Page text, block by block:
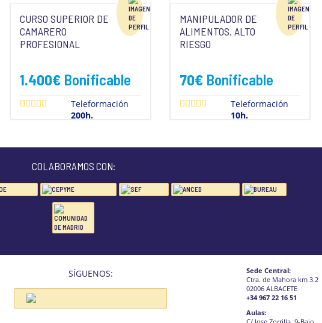
CURSO SUPERIOR DE
CAMARERO
PROFESIONAL
1.400€ Bonificable
Teleformación
200h.
MANIPULADOR DE
ALIMENTOS. ALTO
RIESGO
70€ Bonificable
Teleformación
10h.
COLABORAMOS CON:
SÍGUENOS:
Sede Central:
Ctra. de Mahora km 3.2
02006 ALBACETE
+34 967 22 16 51
Aulas: